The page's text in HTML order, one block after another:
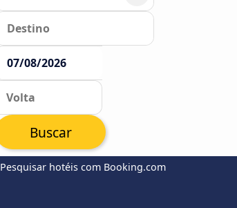
Pesquisar hotéis com Booking.com
Buscar